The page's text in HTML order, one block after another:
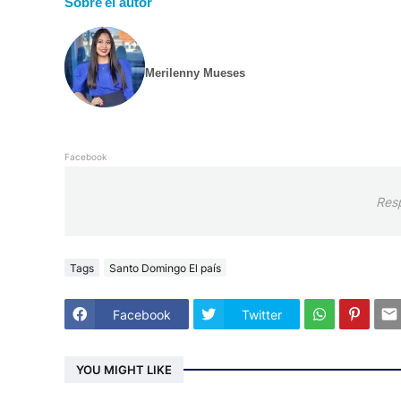
Merilenny Mueses
Facebook
Tags Santo Domingo El país
Facebook Twitter
YOU MIGHT LIKE